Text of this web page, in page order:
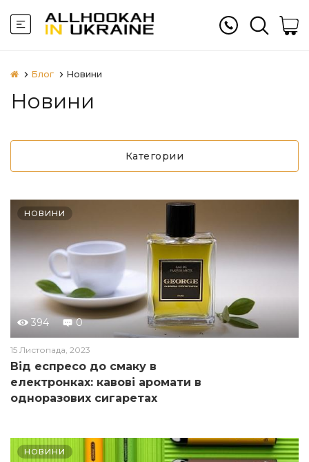
Блог Новини
Новини
Категории
НОВИНИ
394 0
15 Листопада, 2023
Від еспресо до смаку в
електронках: кавові аромати в
одноразових сигаретах
НОВИНИ